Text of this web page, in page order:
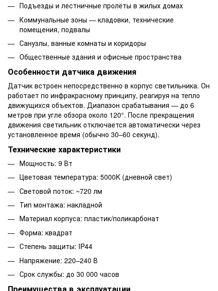
Подъезды и лестничные пролёты в жилых домах
Коммунальные зоны — кладовки, технические
помещения, подвалы
Санузлы, ванные комнаты и коридоры
Общественные здания и офисные пространства
Особенности датчика движения
Датчик встроен непосредственно в корпус светильника. Он
работает по инфракрасному принципу, реагируя на тепло
движущихся объектов. Диапазон срабатывания — до 6
метров при угле обзора около 120°. После прекращения
движения светильник отключается автоматически через
установленное время (обычно 30–60 секунд).
Технические характеристики
Мощность: 9 Вт
Цветовая температура: 5000K (дневной свет)
Световой поток: ~720 лм
Тип монтажа: накладной
Материал корпуса: пластик/поликарбонат
Форма: квадрат
Степень защиты: IP44
Напряжение: 220–240 В
Срок службы: до 30 000 часов
Преимущества в эксплуатации